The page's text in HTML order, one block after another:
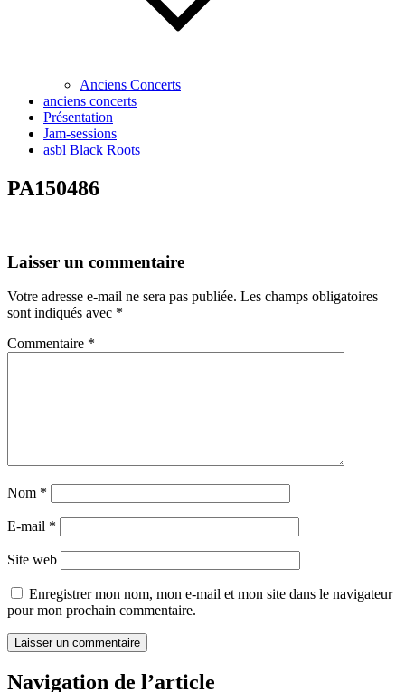
Anciens Concerts
anciens concerts
Présentation
Jam-sessions
asbl Black Roots
PA150486
Laisser un commentaire
Votre adresse e-mail ne sera pas publiée. Les champs obligatoires
sont indiqués avec *
Commentaire *
Nom *
E-mail *
Site web
Enregistrer mon nom, mon e-mail et mon site dans le navigateur
pour mon prochain commentaire.
Navigation de l’article